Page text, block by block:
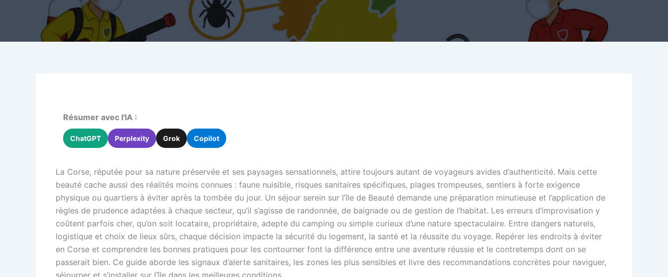
Résumer avec l'IA :
ChatGPT Perplexity Grok Copilot
La Corse, réputée pour sa nature préservée et ses paysages sensationnels, attire toujours autant de voyageurs avides d’authenticité. Mais cette
beauté cache aussi des réalités moins connues : faune nuisible, risques sanitaires spécifiques, plages trompeuses, sentiers à forte exigence
physique ou quartiers à éviter après la tombée du jour. Un séjour serein sur l’île de Beauté demande une préparation minutieuse et l’application de
règles de prudence adaptées à chaque secteur, qu’il s’agisse de randonnée, de baignade ou de gestion de l’habitat. Les erreurs d’improvisation y
coûtent parfois cher, qu’on soit locataire, propriétaire, adepte du camping ou simple curieux d’une nature spectaculaire. Entre dangers naturels,
logistique et choix de lieux sûrs, chaque décision impacte la sécurité du logement, la santé et la réussite du voyage. Repérer les endroits à éviter
en Corse et comprendre les bonnes pratiques pour les contourner font la différence entre une aventure réussie et le contretemps dont on se
passerait bien. Ce guide aborde les signaux d’alerte sanitaires, les zones les plus sensibles et livre des recommandations concrètes pour naviguer,
séjourner et s’installer sur l’île dans les meilleures conditions.